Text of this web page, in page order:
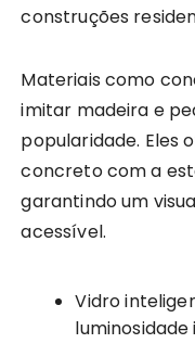
construções
Materiais como
imitar madeira e
popularidade. Eles
concreto com a
garantindo um
acessível.
Vidro
luminosidade